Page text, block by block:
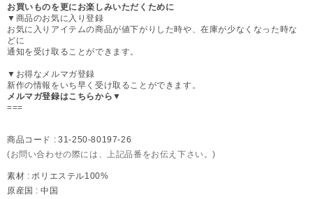
お買いものを更にお楽しみいただくために
▼商品のお気に入り登録
お気に入りアイテムの商品が値下がりした時や、在庫が少なくなった時な
どに
通知を受け取ることができます。
▼お得なメルマガ登録
新作の情報をいち早く受け取ることができます。
メルマガ登録はこちらから▼
===
商品コード : 31-250-80197-26
(お問い合わせの際には、上記品番をお伝え下さい。)
素材 : ポリエステル100%
原産国 : 中国